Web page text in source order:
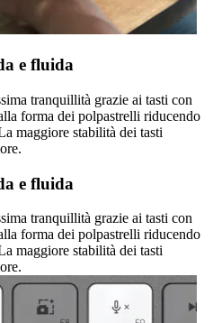
e fluida
tranquillità grazie ai tasti con
forma dei polpastrelli riducendo
maggiore stabilità dei tasti
e fluida
tranquillità grazie ai tasti con
forma dei polpastrelli riducendo
maggiore stabilità dei tasti